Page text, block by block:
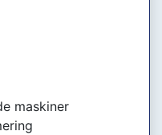
maskiner